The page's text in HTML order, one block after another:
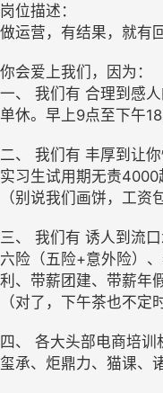
岗位描述：
做运营，有结果，就有
你会爱上我们，因为：
一、 我们有 合理到感人
单休。早上9点至下午
二、 我们有 丰厚到让你
实习生试用期无责4000
（别说我们画饼，工资
三、 我们有 诱人到流口
六险（五险+意外险）
利、带薪团建、带薪年
（对了，下午茶也不定
四、 各大头部电商培训
玺承、炬鼎力、猫课、